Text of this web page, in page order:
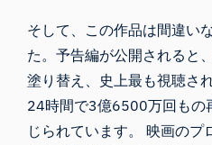
そして、この作品は間違い
た。予告編が公開されると
塗り替え、史上最も視聴さ
24時間で3億6500万回もの
じられています。 映画のプ